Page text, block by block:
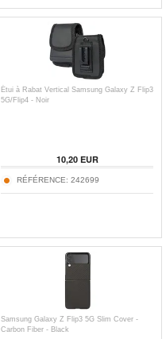
Étui à Rabat Vertical Samsung Galaxy Z Flip3
5G/Flip4 - Noir
10,20EUR
RÉFÉRENCE: 242699
Samsung Galaxy Z Flip3 5G Slim Cover -
Carbon Fiber - Black